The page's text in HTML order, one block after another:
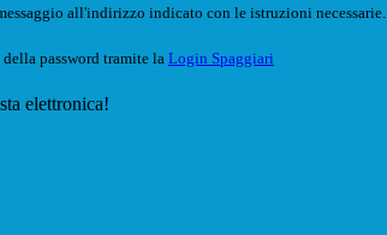
all'indirizzo indicato con le istruzioni necessarie.
password tramite la Login Spaggiari
elettronica!